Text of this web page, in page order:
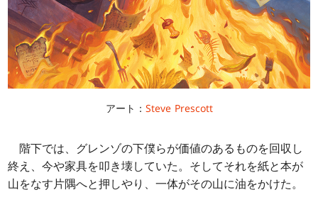
アート： Steve Prescott
階下では、グレンゾの下僕らが価値のあるものを回収し
終え、今や家具を叩き壊していた。そしてそれを紙と本が
山をなす片隅へと押しやり、一体がその山に油をかけた。